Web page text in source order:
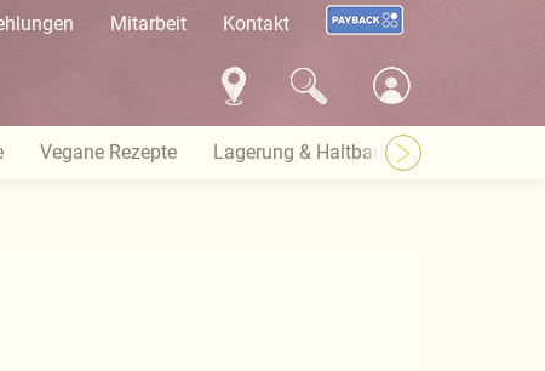
Mitarbeit Kontakt
Vegane Rezepte Lagerung & Haltbarkeit